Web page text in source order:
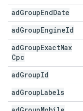
adGroupEndDate
adGroupEngineId
adGroupExactMax
Cpc
adGroupId
adGroupLabels